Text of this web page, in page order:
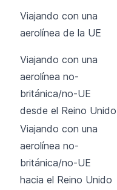
Viajando con una
aerolínea de la UE
Viajando con una
aerolínea no-
británica/no-UE
desde el Reino Unido
Viajando con una
aerolínea no-
británica/no-UE
hacia el Reino Unido